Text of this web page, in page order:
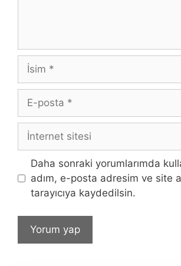
İsim
posta
İnternet
Daha sonraki yorumlarımda
adım, e-posta adresim ve site
tarayıcıya kaydedilsin.